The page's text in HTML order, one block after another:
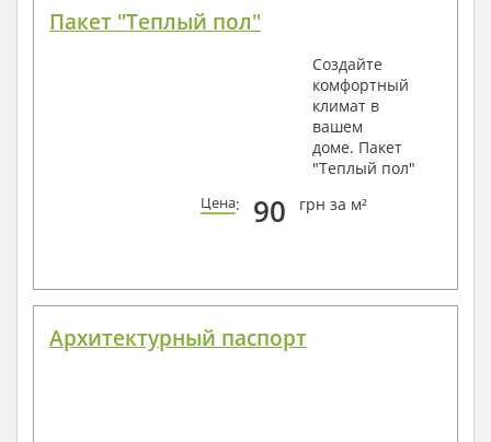
Пакет "Теплый пол"
Создайте
комфортный
климат в
вашем
доме. Пакет
"Теплый пол"
Цена: 90 грн за м²
Архитектурный паспорт